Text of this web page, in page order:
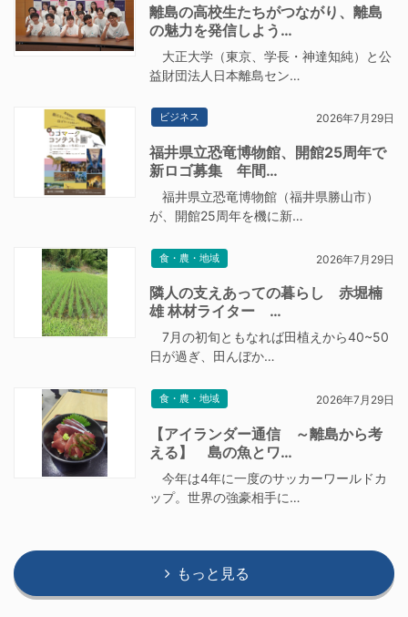
離島の高校生たちがつながり、離島
の魅力を発信しよう…
大正大学（東京、学長・神達知純）と公
益財団法人日本離島セン…
ビジネス 2026年7月29日
福井県立恐竜博物館、開館25周年で
新ロゴ募集 年間…
福井県立恐竜博物館（福井県勝山市）
が、開館25周年を機に新…
食・農・地域 2026年7月29日
隣人の支えあっての暮らし 赤堀楠
雄 林材ライター …
7月の初旬ともなれば田植えから40~50
日が過ぎ、田んぼか…
食・農・地域 2026年7月29日
【アイランダー通信 ～離島から考
える】 島の魚とワ…
今年は4年に一度のサッカーワールドカ
ップ。世界の強豪相手に…
もっと見る